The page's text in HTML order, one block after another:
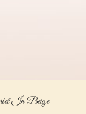
In Beige